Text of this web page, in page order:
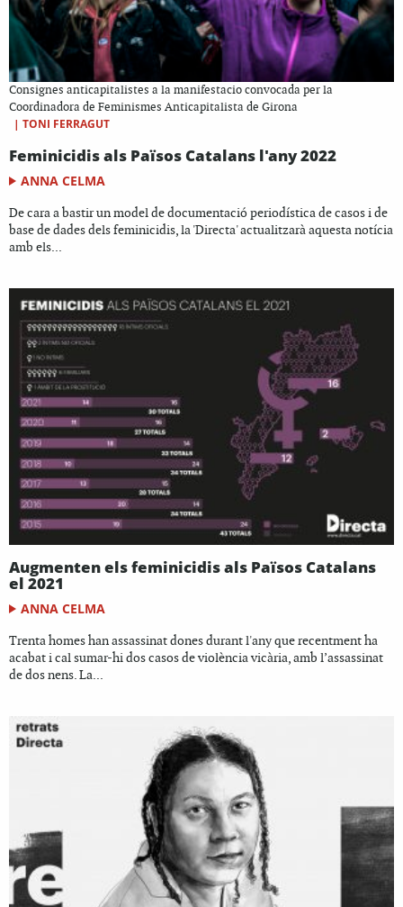
Consignes anticapitalistes a la manifestacio convocada per la
Coordinadora de Feminismes Anticapitalista de Girona
| TONI FERRAGUT
Feminicidis als Països Catalans l'any 2022
ANNA CELMA
De cara a bastir un model de documentació periodística de casos i de
base de dades dels feminicidis, la 'Directa' actualitzarà aquesta notícia
amb els...
Augmenten els feminicidis als Països Catalans
el 2021
ANNA CELMA
Trenta homes han assassinat dones durant l'any que recentment ha
acabat i cal sumar-hi dos casos de violència vicària, amb l’assassinat
de dos nens. La...